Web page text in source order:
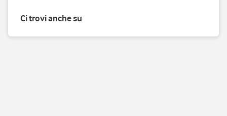
Ci trovi anche su